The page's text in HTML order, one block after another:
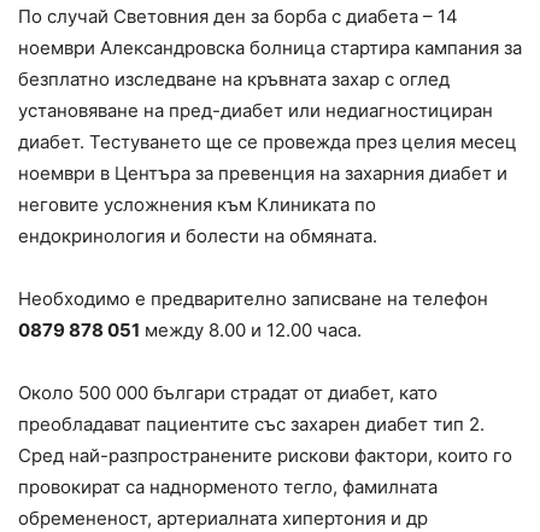
По случай Световния ден за борба с диабета – 14
ноември Александровска болница стартира кампания за
безплатно изследване на кръвната захар с оглед
установяване на пред-диабет или недиагностициран
диабет. Тестуването ще се провежда през целия месец
ноември в Центъра за превенция на захарния диабет и
неговите усложнения към Клиниката по
ендокринология и болести на обмяната.
Необходимо е предварително записване на телефон
0879 878 051 между 8.00 и 12.00 часа.
Около 500 000 българи страдат от диабет, като
преобладават пациентите със захарен диабет тип 2.
Сред най-разпространените рискови фактори, които го
провокират са наднорменото тегло, фамилната
обремененост, артериалната хипертония и др